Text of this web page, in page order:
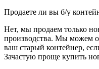
Продаете ли вы б/у
Нет, мы продаем только
производства. Мы можем
ваш старый контейнер,
Зачастую проще купить